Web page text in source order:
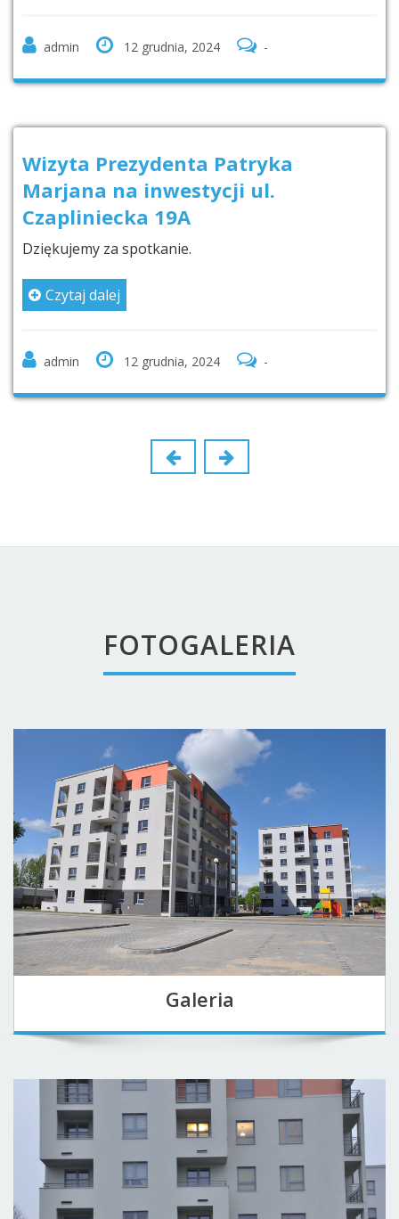
admin 12 grudnia, 2024 -
Wizyta Prezydenta Patryka
Marjana na inwestycji ul.
Czapliniecka 19A
Dziękujemy za spotkanie.
Czytaj dalej
admin 12 grudnia, 2024 -
FOTOGALERIA
Galeria